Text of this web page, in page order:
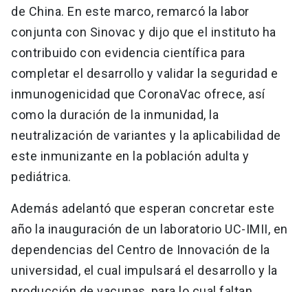
de China. En este marco, remarcó la labor
conjunta con Sinovac y dijo que el instituto ha
contribuido con evidencia científica para
completar el desarrollo y validar la seguridad e
inmunogenicidad que CoronaVac ofrece, así
como la duración de la inmunidad, la
neutralización de variantes y la aplicabilidad de
este inmunizante en la población adulta y
pediátrica.
Además adelantó que esperan concretar este
año la inauguración de un laboratorio UC-IMII, en
dependencias del Centro de Innovación de la
universidad, el cual impulsará el desarrollo y la